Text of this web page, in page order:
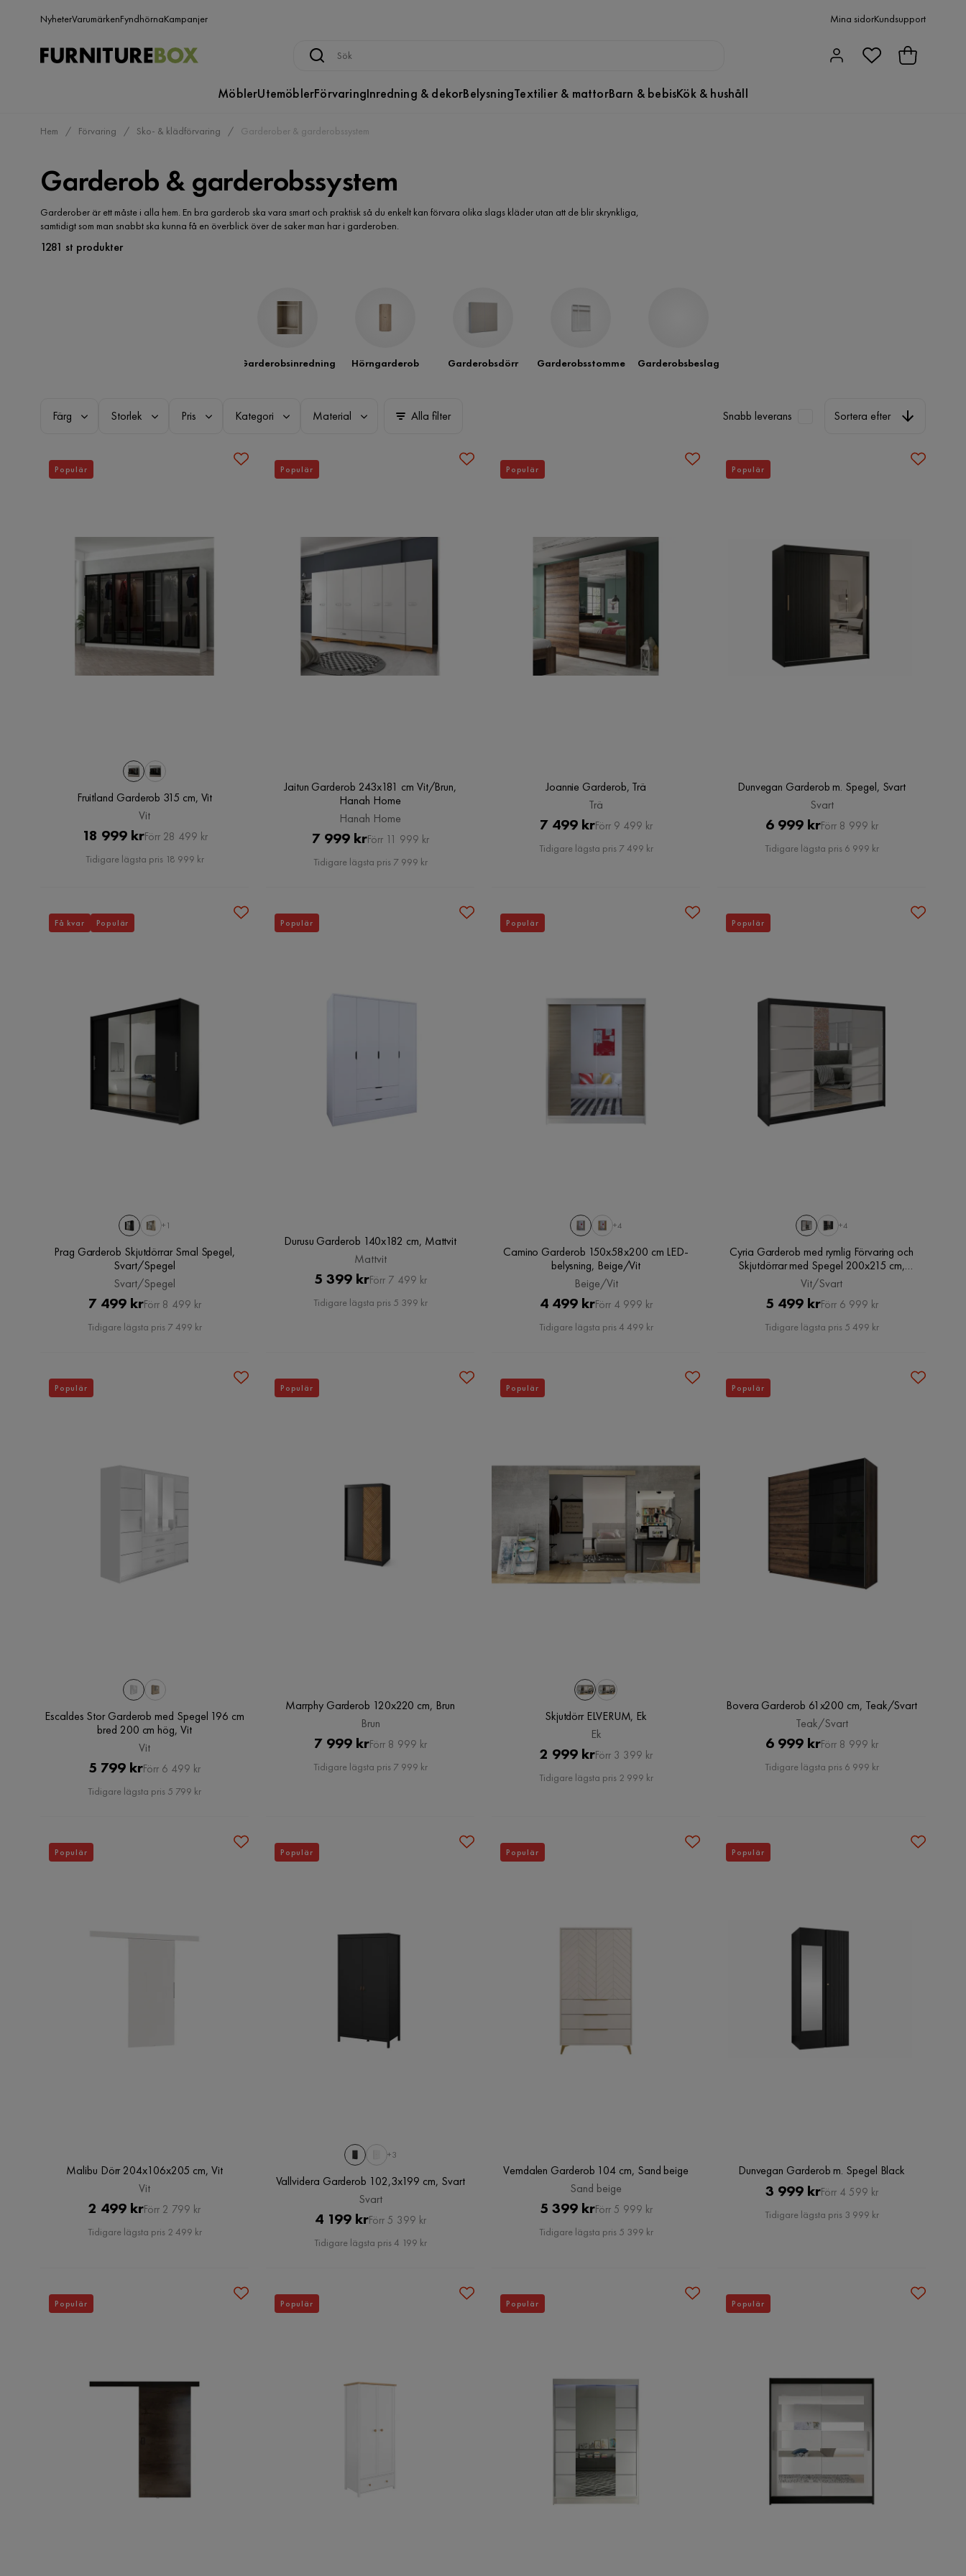
NyheterVarumärkenFyndhörnaKampanjer Mina sidorKundsupport
MöblerUtemöblerFörvaringInredning & dekorBelysningTextilier & mattorBarn & bebisKök & hushåll
Hem Förvaring Sko- & klädförvaring Garderober & garderobssystem
Garderob & garderobssystem
Garderober är ett måste i alla hem. En bra garderob ska vara smart och praktisk så du enkelt kan förvara olika slags kläder utan att de blir skrynkliga,
samtidigt som man snabbt ska kunna få en överblick över de saker man har i garderoben.
1281 st produkter
Garderobsinredning Hörngarderob Garderobsdörr Garderobsstomme Garderobsbeslag
Färg Storlek Pris Kategori Material Alla filter Snabb leverans Sortera efter
Fruitland Garderob 315 cm, Vit
Vit
Pris
18 999 krOriginal
Pris
Förr 28 499 kr
Tidigare lägsta pris 18 999 kr
Populär
Jaitun Garderob 243x181 cm Vit/Brun,
Hanah Home
Hanah Home
Pris
7 999 krOriginal
Pris
Förr 11 999 kr
Tidigare lägsta pris 7 999 kr
Populär
Joannie Garderob, Trä
Trä
Pris
7 499 krOriginal
Pris
Förr 9 499 kr
Tidigare lägsta pris 7 499 kr
Populär
Dunvegan Garderob m. Spegel, Svart
Svart
Pris
6 999 krOriginal
Pris
Förr 8 999 kr
Tidigare lägsta pris 6 999 kr
Populär
+1
Prag Garderob Skjutdörrar Smal Spegel,
Svart/Spegel
Svart/Spegel
Pris
7 499 krOriginal
Pris
Förr 8 499 kr
Tidigare lägsta pris 7 499 kr
Få kvar Populär
Durusu Garderob 140x182 cm, Mattvit
Mattvit
Pris
5 399 krOriginal
Pris
Förr 7 499 kr
Tidigare lägsta pris 5 399 kr
Populär
+4
Camino Garderob 150x58x200 cm LED-
belysning, Beige/Vit
Beige/Vit
Pris
4 499 krOriginal
Pris
Förr 4 999 kr
Tidigare lägsta pris 4 499 kr
Populär
+4
Cyria Garderob med rymlig Förvaring och
Skjutdörrar med Spegel 200x215 cm,
Vit/Svart
Vit/Svart
Pris
5 499 krOriginal
Pris
Förr 6 999 kr
Tidigare lägsta pris 5 499 kr
Populär
Escaldes Stor Garderob med Spegel 196 cm
bred 200 cm hög, Vit
Vit
Pris
5 799 krOriginal
Pris
Förr 6 499 kr
Tidigare lägsta pris 5 799 kr
Populär
Marrphy Garderob 120x220 cm, Brun
Brun
Pris
7 999 krOriginal
Pris
Förr 8 999 kr
Tidigare lägsta pris 7 999 kr
Populär
Skjutdörr ELVERUM, Ek
Ek
Pris
2 999 krOriginal
Pris
Förr 3 399 kr
Tidigare lägsta pris 2 999 kr
Populär
Bovera Garderob 61x200 cm, Teak/Svart
Teak/Svart
Pris
6 999 krOriginal
Pris
Förr 8 999 kr
Tidigare lägsta pris 6 999 kr
Populär
Malibu Dörr 204x106x205 cm, Vit
Vit
Pris
2 499 krOriginal
Pris
Förr 2 799 kr
Tidigare lägsta pris 2 499 kr
Populär
+3
Vallvidera Garderob 102,3x199 cm, Svart
Svart
Pris
4 199 krOriginal
Pris
Förr 5 399 kr
Tidigare lägsta pris 4 199 kr
Populär
Vemdalen Garderob 104 cm, Sand beige
Sand beige
Pris
5 399 krOriginal
Pris
Förr 5 999 kr
Tidigare lägsta pris 5 399 kr
Populär
Dunvegan Garderob m. Spegel Black
Pris
3 999 krOriginal
Pris
Förr 4 599 kr
Tidigare lägsta pris 3 999 kr
Populär
Populär Populär Populär Populär